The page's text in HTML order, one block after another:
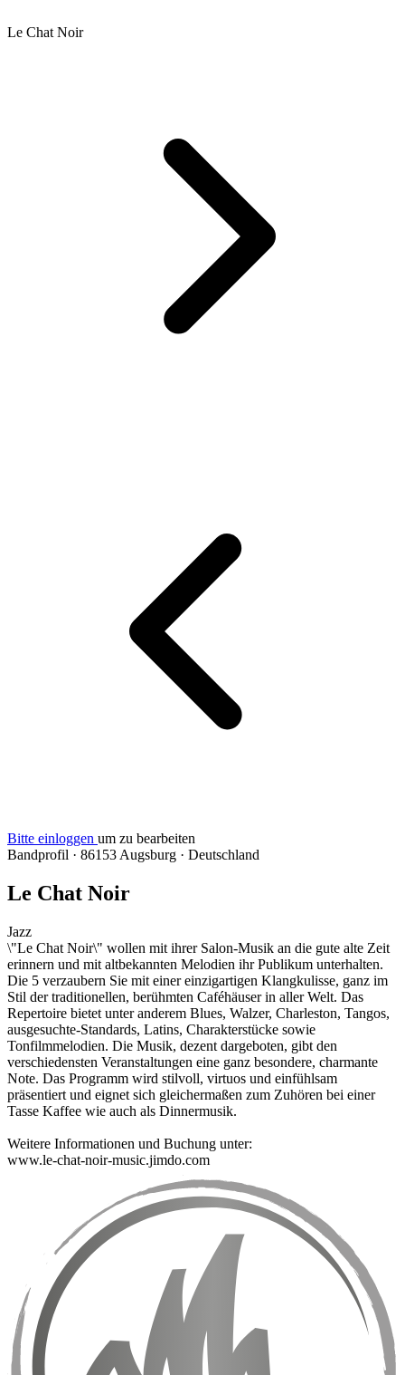
Le Chat Noir
Bitte einloggen um zu bearbeiten
Bandprofil · 86153 Augsburg · Deutschland
Le Chat Noir
Jazz
\"Le Chat Noir\" wollen mit ihrer Salon-Musik an die gute alte Zeit
erinnern und mit altbekannten Melodien ihr Publikum unterhalten.
Die 5 verzaubern Sie mit einer einzigartigen Klangkulisse, ganz im
Stil der traditionellen, berühmten Caféhäuser in aller Welt. Das
Repertoire bietet unter anderem Blues, Walzer, Charleston, Tangos,
ausgesuchte-Standards, Latins, Charakterstücke sowie
Tonfilmmelodien. Die Musik, dezent dargeboten, gibt den
verschiedensten Veranstaltungen eine ganz besondere, charmante
Note. Das Programm wird stilvoll, virtuos und einfühlsam
präsentiert und eignet sich gleichermaßen zum Zuhören bei einer
Tasse Kaffee wie auch als Dinnermusik.
Weitere Informationen und Buchung unter:
www.le-chat-noir-music.jimdo.com